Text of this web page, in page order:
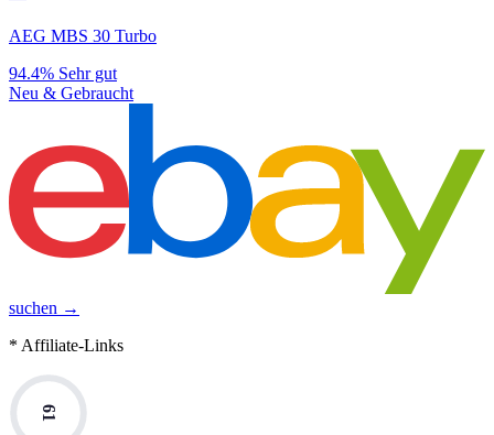
AEG MBS 30 Turbo
94.4% Sehr gut
Neu & Gebraucht
suchen →
* Affiliate-Links
61